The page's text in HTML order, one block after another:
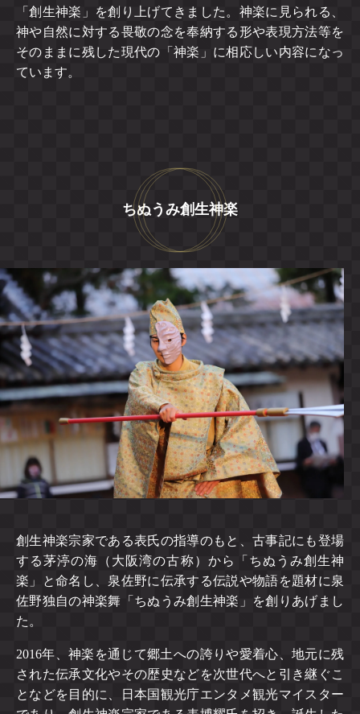
「創生神楽」を創り上げてきました。神楽に見られる、
神や自然に対する畏敬の念を奉納する形や表現方法等を
そのままに残した現代の「神楽」に相応しい内容になっ
ています。
ちぬうみ創生神楽
創生神楽宗家である表氏の指導のもと、古事記にも登場
する茅渟の海（大阪湾の古称）から「ちぬうみ創生神
楽」と命名し、泉佐野に伝承する伝説や物語を題材に泉
佐野独自の神楽舞「ちぬうみ創生神楽」を創りあげまし
た。
2016年、神楽を通じて郷土への誇りや愛着心、地元に残
された伝承文化やその歴史などを次世代へと引き継ぐこ
となどを目的に、日本国観光庁エンタメ観光マイスター